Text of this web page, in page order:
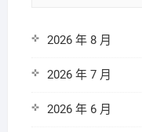
2026 年 8 月
2026 年 7 月
2026 年 6 月